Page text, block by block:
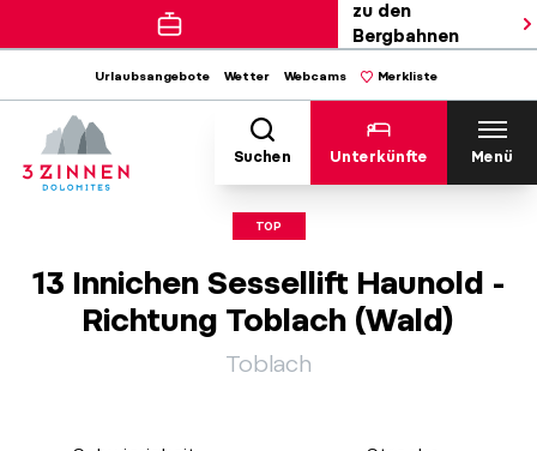
zu den
Bergbahnen
Urlaubsangebote Wetter Webcams Merkliste
Suchen Unterkünfte Menü
TOP
13 Innichen Sessellift Haunold -
Richtung Toblach (Wald)
Toblach